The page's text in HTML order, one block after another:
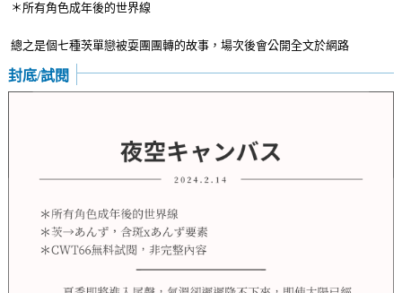
＊所有角色成年後的世界線
總之是個七種茨單戀被耍團團轉的故事，場次後會公開全文於網路
封底/試閱